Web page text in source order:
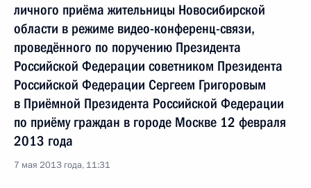
личного приёма жительницы Новосибирской
области в режиме видео-конференц-связи,
проведённого по поручению Президента
Российской Федерации советником Президента
Российской Федерации Сергеем Григоровым
в Приёмной Президента Российской Федерации
по приёму граждан в городе Москве 12 февраля
2013 года
7 мая 2013 года, 11:31